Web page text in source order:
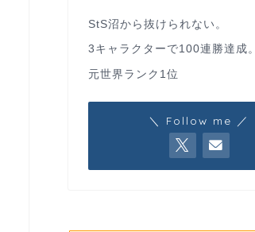
StS沼から抜けられない。
3キャラクターで100連勝達成。
元世界ランク1位
＼ Follow me ／